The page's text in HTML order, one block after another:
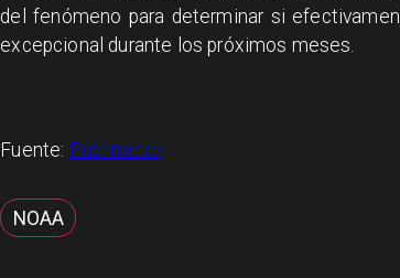
del fenómeno para determinar si
excepcional durante los próximos meses.
Fuente: Publimetro
NOAA